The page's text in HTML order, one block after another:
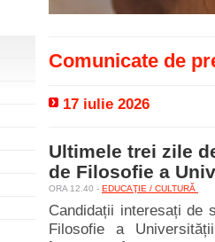
Comunicate de
17 iulie 2026
Ultimele trei zile
de Filosofie a
ORA 12.40 - EDUCAŢIE / CULTURĂ
Candidații interesați de
Filosofie a